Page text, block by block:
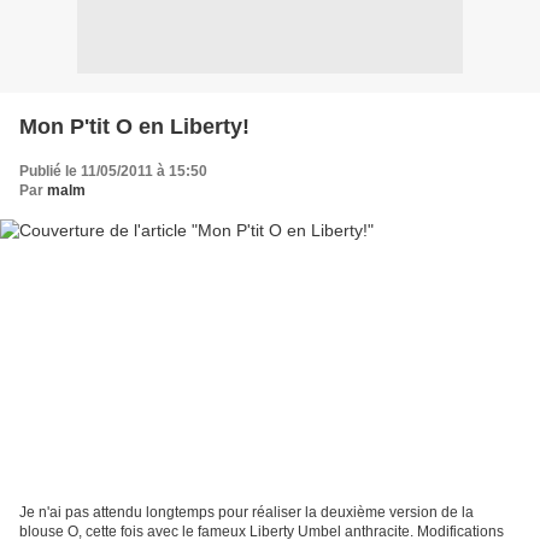
Mon P'tit O en Liberty!
Publié le 11/05/2011 à 15:50
Par malm
Je n'ai pas attendu longtemps pour réaliser la deuxième version de la
blouse O, cette fois avec le fameux Liberty Umbel anthracite. Modifications